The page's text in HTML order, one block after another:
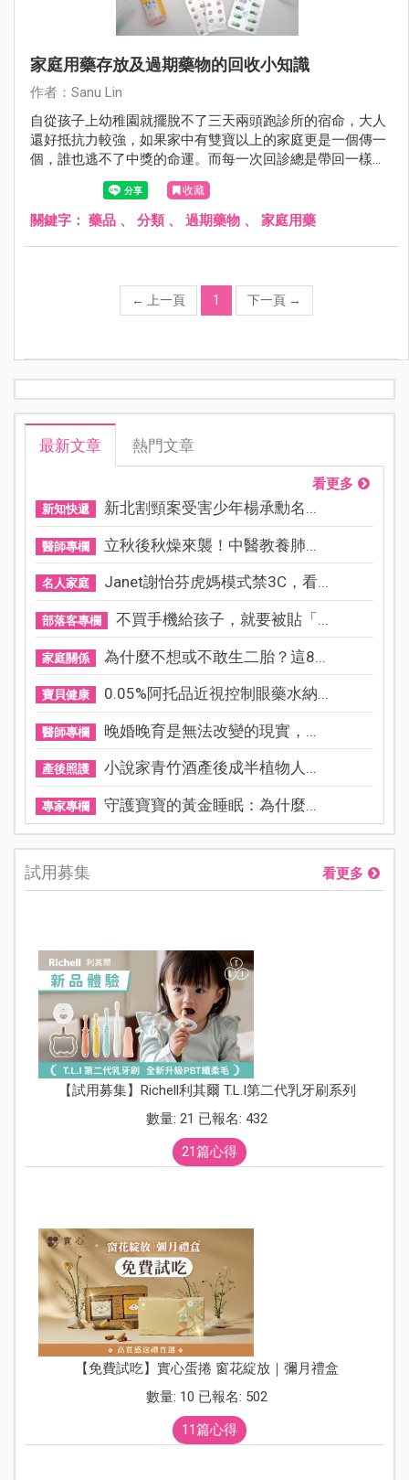
家庭用藥存放及過期藥物的回收小知識
作者：Sanu Lin
自從孩子上幼稚園就擺脫不了三天兩頭跑診所的宿命，大人
還好抵抗力較強，如果家中有雙寶以上的家庭更是一個傳一
個，誰也逃不了中獎的命運。而每一次回診總是帶回一樣的
感冒糖漿、藥膏、藥水或塞劑， 日積月累下，家中就這麼不
知不覺存放了好多好多藥罐子，每個媽媽總有這麼疑惑過 :
「這些開封後的藥物可以保存多久才是安全?」 「開封過的
收藏
關鍵字： 藥品 、 分類 、 過期藥物 、 家庭用藥
← 上一頁 1 下一頁 →
最新文章 熱門文章
看更多
新知快遞 新北割頸案受害少年楊承勳名...
醫師專欄 立秋後秋燥來襲！中醫教養肺...
名人家庭 Janet謝怡芬虎媽模式禁3C，看...
部落客專欄 不買手機給孩子，就要被貼「...
家庭關係 為什麼不想或不敢生二胎？這8...
寶貝健康 0.05%阿托品近視控制眼藥水納...
醫師專欄 晚婚晚育是無法改變的現實，...
產後照護 小說家青竹酒產後成半植物人...
專家專欄 守護寶寶的黃金睡眠：為什麼...
試用募集 看更多
【試用募集】Richell利其爾 T.L.I第二代乳牙刷系列
數量: 21 已報名: 432
21篇心得
【免費試吃】實心蛋捲 窗花綻放｜彌月禮盒
數量: 10 已報名: 502
11篇心得